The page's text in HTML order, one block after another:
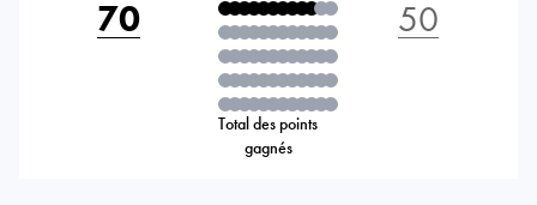
70
Total des points
gagnés
50